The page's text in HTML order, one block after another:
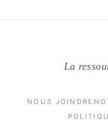
La
NOUS JOINDRE